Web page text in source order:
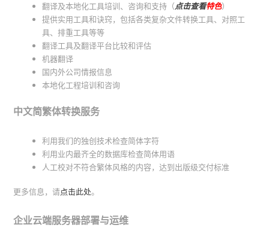
翻译及本地化工具培训、咨询和支持（点击查看特色）
提供实用工具和诀窍，包括各类复杂文件转换工具、对照工
具、排重工具等等
翻译工具及翻译平台比较和评估
机器翻译
国内外公司情报信息
本地化工程培训和咨询
中文简繁体转换服务
利用我们的独创技术检查简体字符
利用业内最齐全的数据库检查简体用语
人工校对不符合繁体风格的内容，达到出版级交付标准
更多信息，请点击此处。
企业云端服务器部署与运维